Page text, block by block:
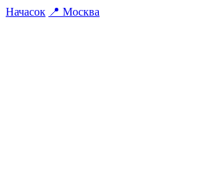
Начасок 📍 Москва